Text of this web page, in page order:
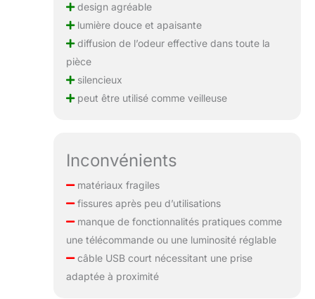
design agréable
lumière douce et apaisante
diffusion de l’odeur effective dans toute la
pièce
silencieux
peut être utilisé comme veilleuse
Inconvénients
matériaux fragiles
fissures après peu d’utilisations
manque de fonctionnalités pratiques comme
une télécommande ou une luminosité réglable
câble USB court nécessitant une prise
adaptée à proximité